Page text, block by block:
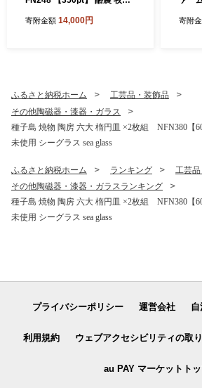
普段使い 生乳 牛乳 風味豊か
寄附金額 14,000円
安納芋 本場
寄附
ふるさと納税ホーム
工芸品・装飾品
その他陶磁器・漆器・ガラス
種子島 焼物 陶房 六大 楕円皿 ×2枚組 NFN380【
未使用 シーグラス sea glass
ふるさと納税ホーム ランキング
工芸
その他陶磁器・漆器・ガラスランキング
種子島 焼物 陶房 六大 楕円皿 ×2枚組 NFN380【
未使用 シーグラス sea glass
プライバシーポリシー 運営会社
利用規約 ウェブアクセシビリティの取
au PAY マーケットト